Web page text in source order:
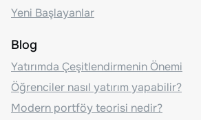
Yeni Başlayanlar
Blog
Yatırımda Çeşitlendirmenin Önemi
Öğrenciler nasıl yatırım yapabilir?
Modern portföy teorisi nedir?